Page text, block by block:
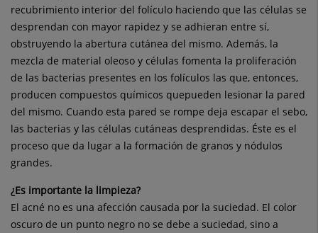
recubrimiento interior del folículo haciendo que las células se
desprendan con mayor rapidez y se adhieran entre sí,
obstruyendo la abertura cutánea del mismo. Además, la
mezcla de material oleoso y células fomenta la proliferación
de las bacterias presentes en los folículos las que, entonces,
producen compuestos químicos quepueden lesionar la pared
del mismo. Cuando esta pared se rompe deja escapar el sebo,
las bacterias y las células cutáneas desprendidas. Éste es el
proceso que da lugar a la formación de granos y nódulos
grandes.
¿Es importante la limpieza?
El acné no es una afección causada por la suciedad. El color
oscuro de un punto negro no se debe a suciedad, sino a